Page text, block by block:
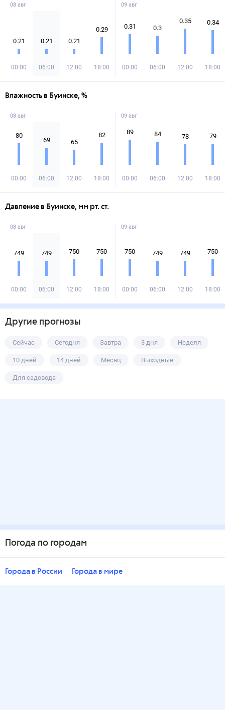
08 авг
0.21
00:00
0.21
06:00
0.21
12:00
0.29
18:00
09 авг
0.31
00:00
0.3
06:00
0.35
12:00
0.34
18:00
Влажность в Буинске, %
08 авг
80
00:00
69
06:00
65
12:00
82
18:00
09 авг
89
00:00
84
06:00
78
12:00
79
18:00
Давление в Буинске, мм рт. ст.
08 авг
749
00:00
749
06:00
750
12:00
750
18:00
09 авг
750
00:00
749
06:00
749
12:00
750
18:00
Другие прогнозы
Сейчас Сегодня Завтра 3 дня Неделя
10 дней 14 дней Месяц Выходные
Для садовода
Погода по городам
Города в России Города в мире